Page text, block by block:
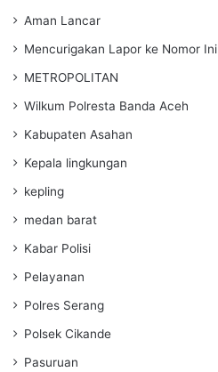
Aman Lancar
Mencurigakan Lapor ke Nomor Ini
METROPOLITAN
Wilkum Polresta Banda Aceh
Kabupaten Asahan
Kepala lingkungan
kepling
medan barat
Kabar Polisi
Pelayanan
Polres Serang
Polsek Cikande
Pasuruan